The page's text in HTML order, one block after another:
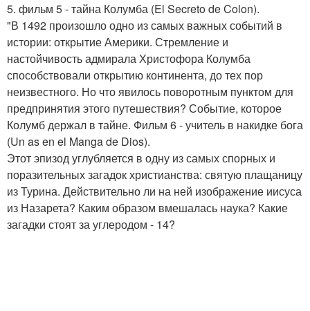
5. фильм 5 - тайна Колумба (El Secreto de Colon).
"В 1492 произошло одно из самых важных событий в
истории: открытие Америки. Стремление и
настойчивость адмирала Христофора Колумба
способствовали открытию континента, до тех пор
неизвестного. Но что явилось поворотным пунктом для
предпринятия этого путешествия? Событие, которое
Колумб держал в тайне. Фильм 6 - учитель в накидке бога
(Un as en el Manga de Dios).
Этот эпизод углубляется в одну из самых спорных и
поразительных загадок христианства: святую плащаницу
из Турина. Действительно ли на ней изображение иисуса
из Назарета? Каким образом вмешалась наука? Какие
загадки стоят за углеродом - 14?